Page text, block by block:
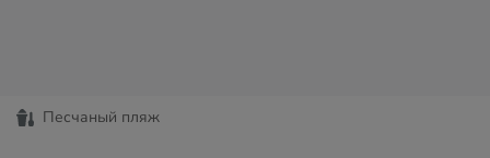
Песчаный пляж